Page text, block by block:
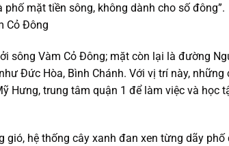
mặt tiền sông, không dành cho số đông”.
Cỏ Đông
sông Vàm Cỏ Đông; mặt còn lại là đường
Đức Hòa, Bình Chánh. Với vị trí này, những
Hưng, trung tâm quận 1 để làm việc và học
hệ thống cây xanh đan xen từng dãy